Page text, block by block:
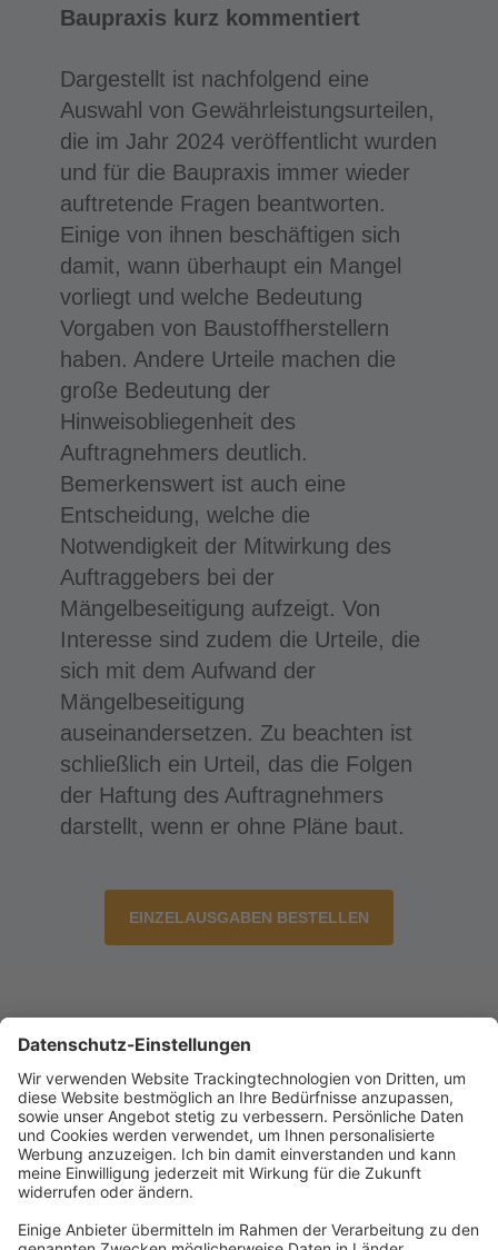
Baupraxis kurz kommentiert
Dargestellt ist nachfolgend eine
Auswahl von Gewährleistungsurteilen,
die im Jahr 2024 veröffentlicht wurden
und für die Baupraxis immer wieder
auftretende Fragen beantworten.
Einige von ihnen beschäftigen sich
damit, wann überhaupt ein Mangel
vorliegt und welche Bedeutung
Vorgaben von Baustoffherstellern
haben. Andere Urteile machen die
große Bedeutung der
Hinweisobliegenheit des
Auftragnehmers deutlich.
Bemerkenswert ist auch eine
Entscheidung, welche die
Notwendigkeit der Mitwirkung des
Auftraggebers bei der
Mängelbeseitigung aufzeigt. Von
Interesse sind zudem die Urteile, die
sich mit dem Aufwand der
Mängelbeseitigung
auseinandersetzen. Zu beachten ist
schließlich ein Urteil, das die Folgen
der Haftung des Auftragnehmers
darstellt, wenn er ohne Pläne baut.
EINZELAUSGABEN BESTELLEN
Abonnement anfordern| Abo kündigen|